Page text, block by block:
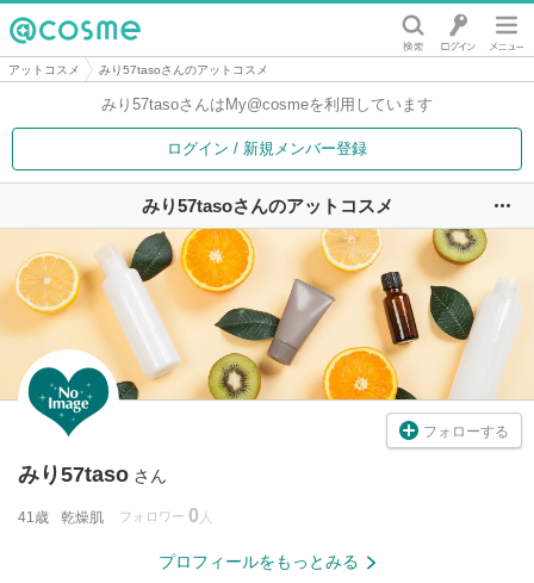
@cosme
アットコスメ みり57tasoさんのアットコスメ
みり57tasoさんは My@cosmeを利用しています
ログイン / 新規メンバー登録
みり57tasoさんのアットコスメ
フォローする
みり57taso さん
41歳 乾燥肌 フォロワー 0
プロフィールをもっとみる